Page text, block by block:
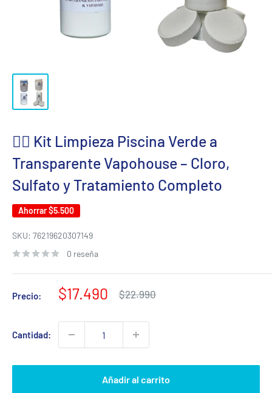
🏊‍♂️ Kit Limpieza Piscina Verde a
Transparente Vapohouse – Cloro,
Sulfato y Tratamiento Completo
Ahorrar$5.500
SKU: 76219620307149
0 reseña
Precio:
Precio
venta
$17.490
Precio
$22.990
Cantidad:
Añadir al carrito